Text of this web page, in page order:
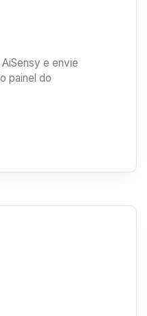
e envie
painel do